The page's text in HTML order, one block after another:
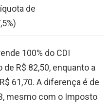
de
100% do CDI
R$ 82,50, enquanto a
61,70. A diferença é de
mesmo com o Imposto